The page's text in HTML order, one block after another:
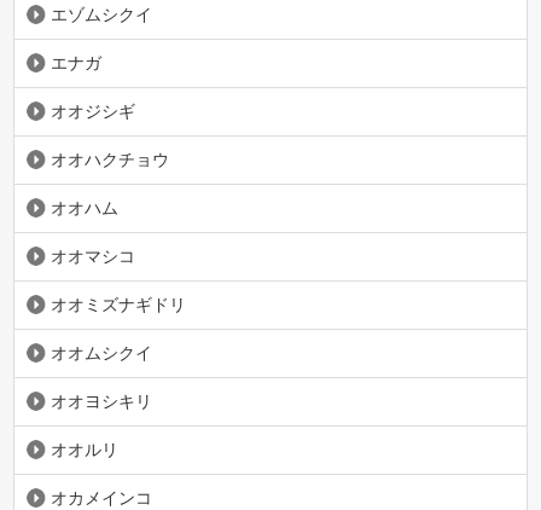
エゾムシクイ
エナガ
オオジシギ
オオハクチョウ
オオハム
オオマシコ
オオミズナギドリ
オオムシクイ
オオヨシキリ
オオルリ
オカメインコ